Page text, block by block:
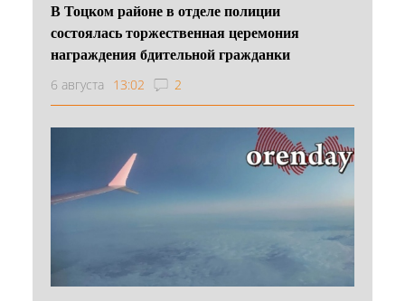
В Тоцком районе в отделе полиции
состоялась торжественная церемония
награждения бдительной гражданки
6 августа 13:02 2